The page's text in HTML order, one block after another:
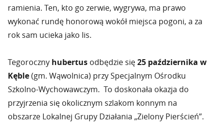
ramienia. Ten, kto go zerwie, wygrywa, ma prawo
wykonać rundę honorową wokół miejsca pogoni, a za
rok sam ucieka jako lis.
Tegoroczny hubertus odbędzie się25 października w
Kęble(gm. Wąwolnica) przy Specjalnym Ośrodku
Szkolno-Wychowawczym. To doskonała okazja do
przyjrzenia się okolicznym szlakom konnym na
obszarze Lokalnej Grupy Działania „Zielony Pierścień”.